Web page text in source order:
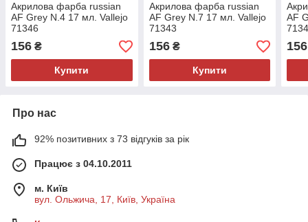
Акрилова фарба russian
AF Grey N.4 17 мл. Vallejo
71346
156 ₴
Купити
Акрилова фарба russian
AF Grey N.7 17 мл. Vallejo
71343
156₴
Купити
AF
156
Про нас
92% позитивних з 73 відгуків за рік
Працює з 04.10.2011
м. Київ
вул. Ольжича, 17, Київ, Україна